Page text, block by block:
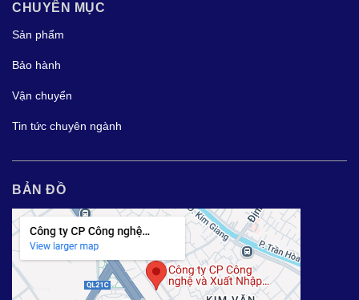
CHUYÊN MỤC
Sản phẩm
Bảo hành
Vận chuyển
Tin tức chuyên ngành
BẢN ĐỒ